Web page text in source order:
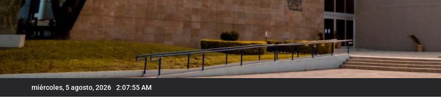
miércoles, 5 agosto, 2026 2:07:56 AM
Raquel Tibol: “Reyes ponía